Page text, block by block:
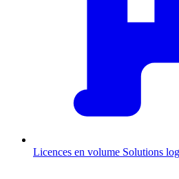
Licences en volume Solutions